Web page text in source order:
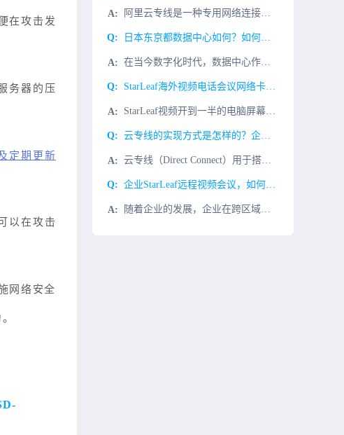
在攻击发
务器的压
定期更新
以在攻击
网络安全
阿里云专线是一种专用网络连接服务，主要用于提供与阿里云数据中心之间的高速、稳定、可靠、安全的数据传输通道。它可以为您提供高质量的网络连接，满足您业务对网络的高性能、高容量、高可靠性和高安全性的需求。阿
日本东京都数据中心如何？如何选择机房服务商？
在当今数字化时代，数据中心作为支撑互联网和云计算的基础设施，其重要性不言而喻。日本东京都及其周边地区，尤其是千叶县印西市，已经成为数据中心的集聚地，吸引了全球众多IT巨头的目光。小编今天和大家聊一下，
StarLeaf海外视频电话会议网络卡慢企业专线方案
StarLeaf视频开到一半的电脑屏幕变白，共享中断，视频掉线，模糊，主要是网络问题，StarLeaf视频会议对端服务器在国外欧美等国家，服务器数据传输缓慢，有丢包的原因。解决StarLeaf视频电话
云专线的实现方式是怎样的？企业为什么要选择云专线呢?
云专线（Direct Connect）用于搭建用户本地数据中心与华为云VPC之间高速、低时延、稳定安全的专属连接通道，充分利用华为云服务优势的同时，继续使用现有的IT设施，实现灵活一体，可伸缩的混合云
企业StarLeaf远程视频会议，如何保证视频会议的效果和话音的品质?
随着企业的发展，企业在跨区域和跨国经营中，经常需要StarLeaf视频会议来解决企业内部遇到的问题，比如：1、定期的内部会议;2、商务谈判;3、项目进程与探讨等而StarLeaf远程视频会议，常常会因